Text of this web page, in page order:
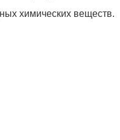
химических веществ.